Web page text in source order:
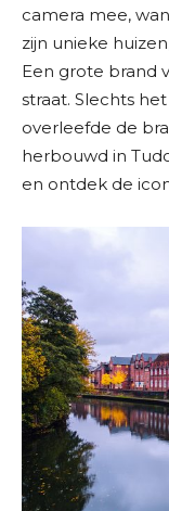
camera mee,
zijn unieke
Een grote brand
straat. Slechts
overleefde de
herbouwd in
en ontdek de